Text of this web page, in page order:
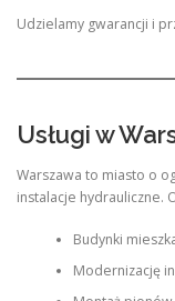
Udzielamy gwarancji i
Usługi w
Warszawa to miasto o
instalacje hydrauliczne.
Budynki
Modernizację